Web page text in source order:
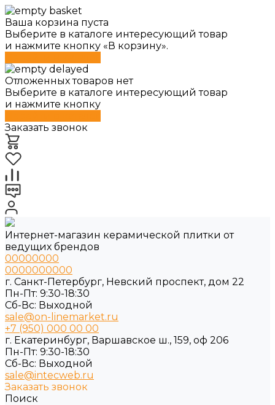
Ваша корзина пуста
Выберите в каталоге интересующий товар
и нажмите кнопку «В корзину».
Отложенных товаров нет
Выберите в каталоге интересующий товар
и нажмите кнопку
Заказать звонок
Интернет-магазин керамической плитки от
ведущих брендов
00000000
0000000000
г. Санкт-Петербург, Невский проспект, дом 22
Пн-Пт: 9:30-18:30
Cб-Вс: Выходной
sale@on-linemarket.ru
+7 (950) 000 00 00
г. Екатеринбург, Варшавское ш., 159, оф 206
Пн-Пт: 9:30-18:30
Cб-Вс: Выходной
sale@intecweb.ru
Заказать звонок
Поиск